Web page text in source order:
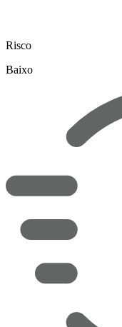
Risco
Baixo